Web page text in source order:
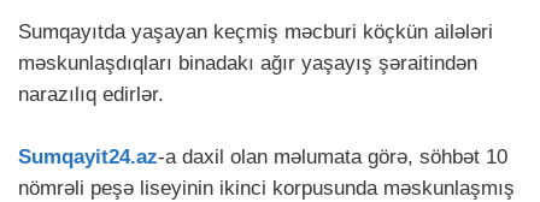
Sumqayıtda yaşayan keçmiş məcburi köçkün ailələri
məskunlaşdıqları binadakı ağır yaşayış şəraitindən
narazılıq edirlər.
Sumqayit24.az-a daxil olan məlumata görə, söhbət 10
nömrəli peşə liseyinin ikinci korpusunda məskunlaşmış